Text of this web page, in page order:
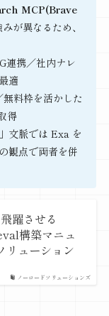
MCP(Brave
が異なるため、
連携／社内ナレ
適
無料枠を活かした
得
文脈では Exa を
観点で両者を併
ノーコードソリューションズ
躍させる
構築マニュ
リューション